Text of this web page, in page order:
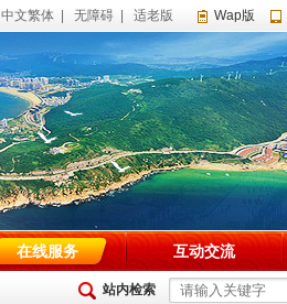
中文繁体 无障碍 适老版 Wap版
在线服务 互动交流
站内检索